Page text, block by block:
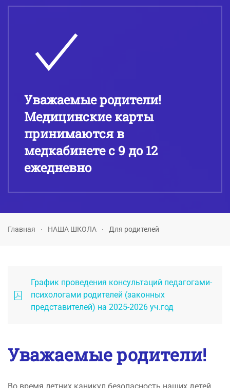
Уважаемые родители!
Медицинские карты
принимаются в
медкабинете с 9 до 12
ежедневно
Главная НАША ШКОЛА Для родителей
График проведения консультаций педагогами-
психологами родителей (законных
представителей) на 2025-2026 уч.год
Уважаемые родители!